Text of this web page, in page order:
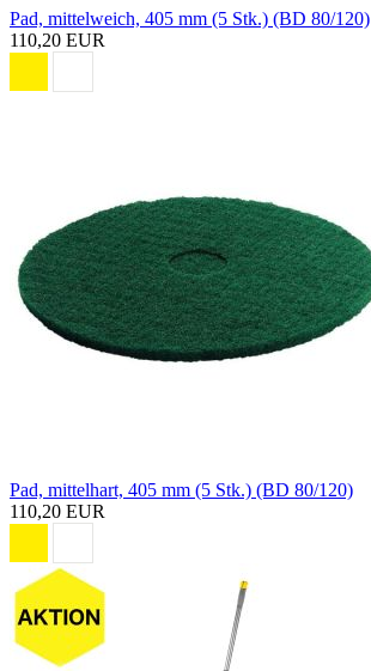
Pad, mittelweich, 405 mm (5 Stk.) (BD 80/120)
110,20 EUR
Pad, mittelhart, 405 mm (5 Stk.) (BD 80/120)
110,20 EUR